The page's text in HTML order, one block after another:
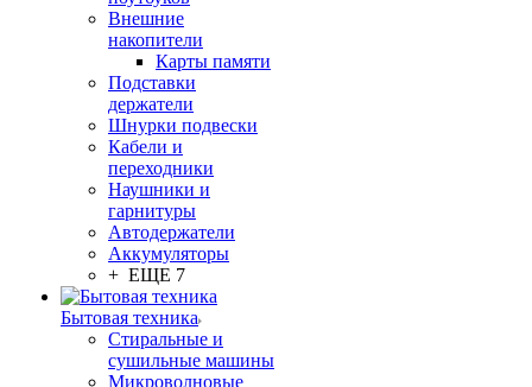
Внешние
накопители
Карты памяти
Подставки
держатели
Шнурки подвески
Кабели и
переходники
Наушники и
гарнитуры
Автодержатели
Аккумуляторы
+ ЕЩЕ 7
Бытовая техника
Стиральные и
сушильные машины
Микроволновые